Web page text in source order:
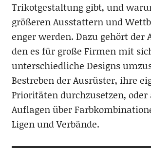
Trikotgestaltung gibt, und
größeren Ausstattern und
enger werden. Dazu gehört der
den es für große Firmen mit
unterschiedliche Designs
Bestreben der Ausrüster, ihre
Prioritäten durchzusetzen, oder
Auflagen über
Ligen und Verbände.